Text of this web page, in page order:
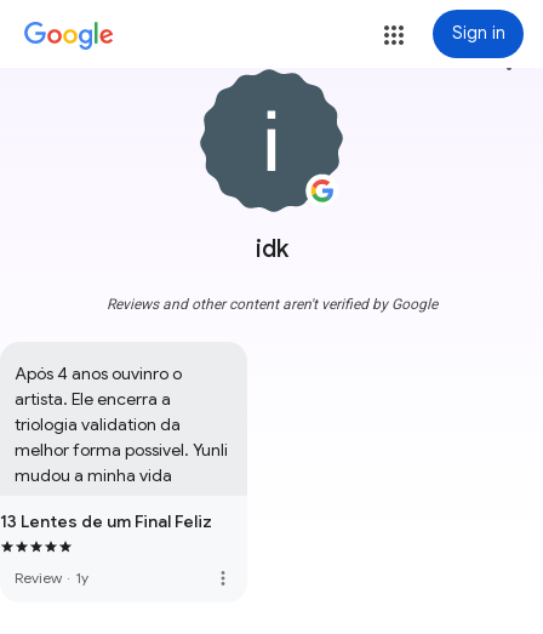
Sign in
idk
more_vert
Reviews and other content aren't verified by Google
Após 4 anos ouvinro o
artista. Ele encerra a
triologia validation da
melhor forma possivel. Yunli
mudou a minha vida
13 Lentes de um Final Feliz
Review · 1y more_vert